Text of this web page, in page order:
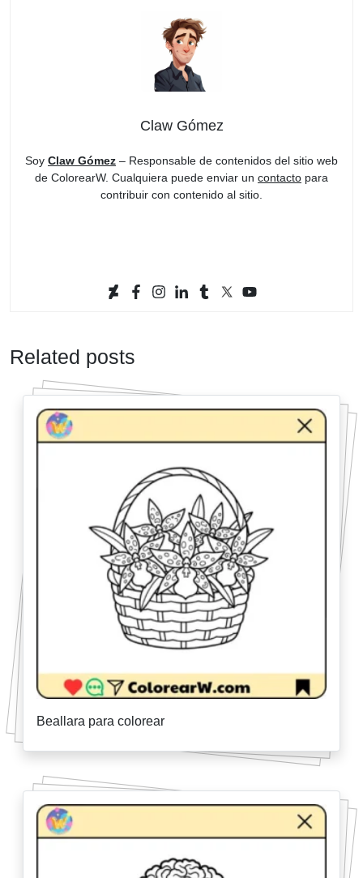
Claw Gómez
Soy Claw Gómez – Responsable de contenidos del sitio web
de ColorearW. Cualquiera puede enviar un contacto para
contribuir con contenido al sitio.
Related posts
Beallara para colorear